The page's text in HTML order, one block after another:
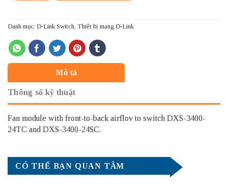
Danh mục: D-Link Switch Thiết bị mạng D-Link
Mô tả
Thông số kỹ thuật
Fan module with front-to-back airflov to switch DXS-3400-
24TC and DXS-3400-24SC.
CÓ THỂ BẠN QUAN TÂM